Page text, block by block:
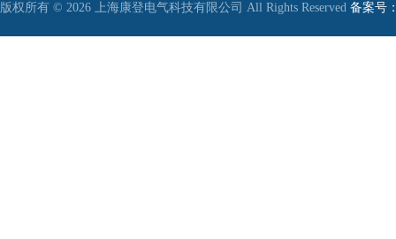
版权所有 © 2026 上海康登电气科技有限公司 All Rights Reserved 备案号